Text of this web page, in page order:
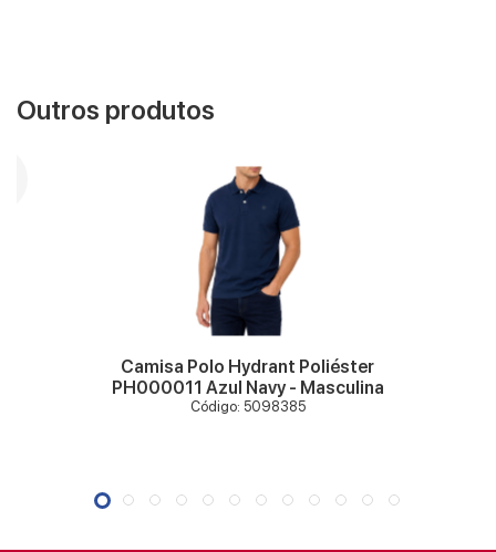
Outros produtos
VER MAIS
Camisa Polo Hydrant Poliéster
PH000011 Azul Navy - Masculina
Código: 5098385